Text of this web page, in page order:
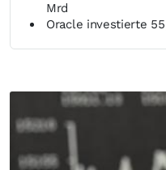
Mrd
Oracle investierte